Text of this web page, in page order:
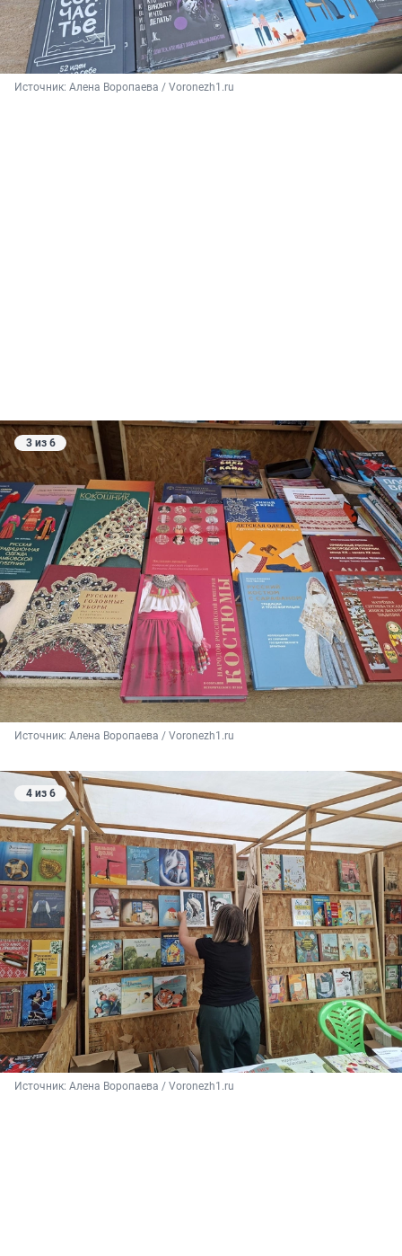
Источник: Алена Воропаева / Voronezh1.ru
3 из 6
Источник: Алена Воропаева / Voronezh1.ru
4 из 6
Источник: Алена Воропаева / Voronezh1.ru